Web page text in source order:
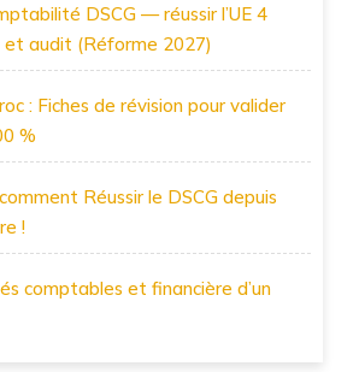
DSCG — réussir l’UE 4
audit (Réforme 2027)
: Fiches de révision pour valider
%
Réussir le DSCG depuis
!
comptables et financière d’un